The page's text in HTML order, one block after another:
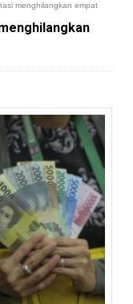
menghilangkan empat